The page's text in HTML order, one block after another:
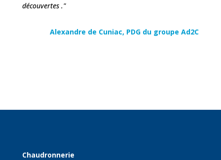
découvertes ."
Alexandre de Cuniac, PDG du groupe Ad2C
Chaudronnerie